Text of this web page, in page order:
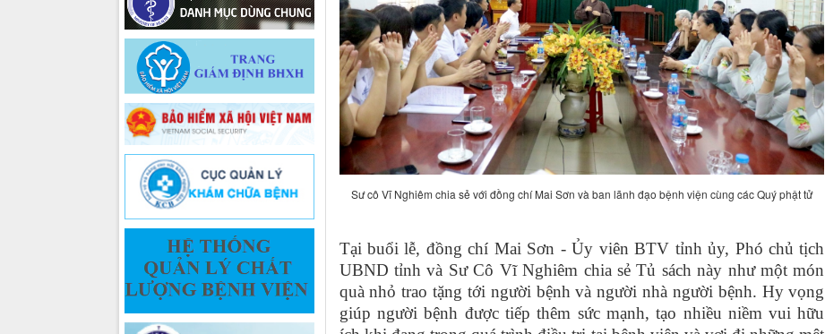
Sư cô Vĩ Nghiêm chia sẻ với đồng chí Mai Sơn và ban lãnh đạo bệnh viện cùng các Quý phật tử
Tại buổi lễ, đồng chí Mai Sơn -Ủy viên BTV tỉnh ủy, Phó chủ tịch
UBND tỉnh và Sư Cô Vĩ Nghiêm chia sẻ Tủ sách này như một món
quà nhỏ trao tặng tới người bệnh và người nhà người bệnh. Hy vọng
giúp người bệnh được tiếp thêm sức mạnh, tạo nhiều niềm vui hữu